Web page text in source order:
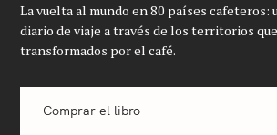
La vuelta al mundo en 80 países cafeteros:
diario de viaje a través de los territorios
transformados por el café.
Comprar el libro